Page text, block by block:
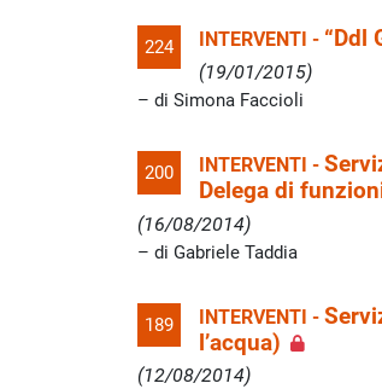
224 INTERVENTI - “Ddl
(19/01/2015)
di Simona Faccioli
200 INTERVENTI -
Delega di
(16/08/2014)
di Gabriele Taddia
189 INTERVENTI -
l’acqua)
(12/08/2014)